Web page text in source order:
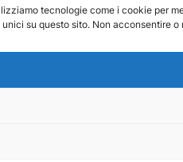
tecnologie come i cookie per
su questo sito. Non acconsentire